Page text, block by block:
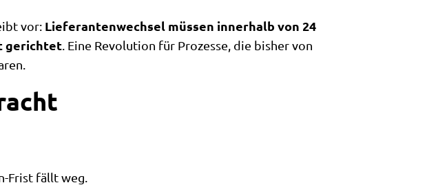
vor: Lieferantenwechsel müssen innerhalb von 24
gerichtet . Eine Revolution für Prozesse, die bisher von
Frist fällt weg.